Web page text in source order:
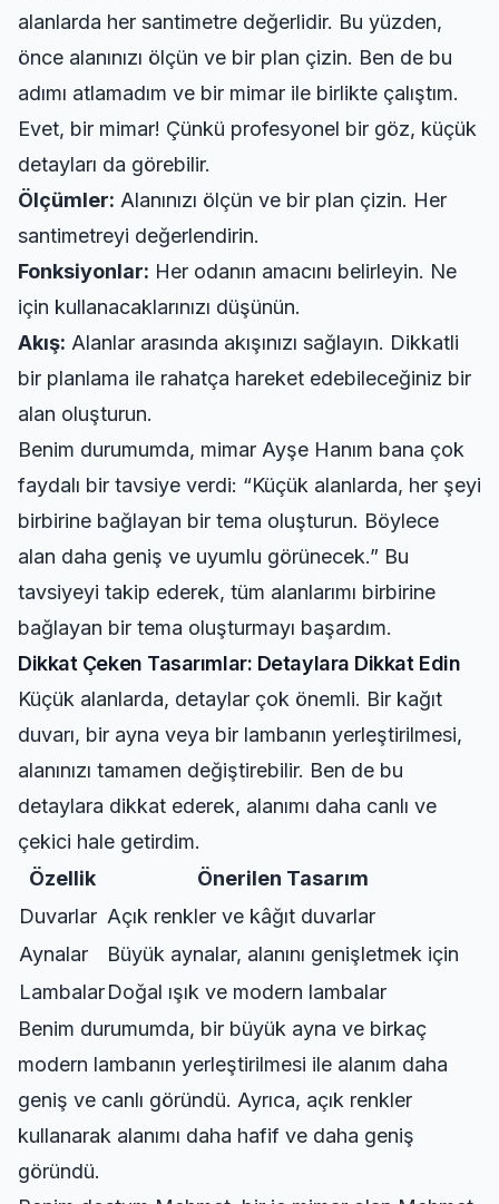
alanlarda her santimetre değerlidir. Bu yüzden,
önce alanınızı ölçün ve bir plan çizin. Ben de bu
adımı atlamadım ve bir mimar ile birlikte çalıştım.
Evet, bir mimar! Çünkü profesyonel bir göz, küçük
detayları da görebilir.
Ölçümler: Alanınızı ölçün ve bir plan çizin. Her
santimetreyi değerlendirin.
Fonksiyonlar: Her odanın amacını belirleyin. Ne
için kullanacaklarınızı düşünün.
Akış: Alanlar arasında akışınızı sağlayın. Dikkatli
bir planlama ile rahatça hareket edebileceğiniz bir
alan oluşturun.
Benim durumumda, mimar Ayşe Hanım bana çok
faydalı bir tavsiye verdi: “Küçük alanlarda, her şeyi
birbirine bağlayan bir tema oluşturun. Böylece
alan daha geniş ve uyumlu görünecek.” Bu
tavsiyeyi takip ederek, tüm alanlarımı birbirine
bağlayan bir tema oluşturmayı başardım.
Dikkat Çeken Tasarımlar: Detaylara Dikkat Edin
Küçük alanlarda, detaylar çok önemli. Bir kağıt
duvarı, bir ayna veya bir lambanın yerleştirilmesi,
alanınızı tamamen değiştirebilir. Ben de bu
detaylara dikkat ederek, alanımı daha canlı ve
çekici hale getirdim.
Özellik
Önerilen Tasarım
Duvarlar Açık renkler ve kâğıt duvarlar
Aynalar
Büyük aynalar, alanını genişletmek için
LambalarDoğal ışık ve modern lambalar
Benim durumumda, bir büyük ayna ve birkaç
modern lambanın yerleştirilmesi ile alanım daha
geniş ve canlı göründü. Ayrıca, açık renkler
kullanarak alanımı daha hafif ve daha geniş
göründü.